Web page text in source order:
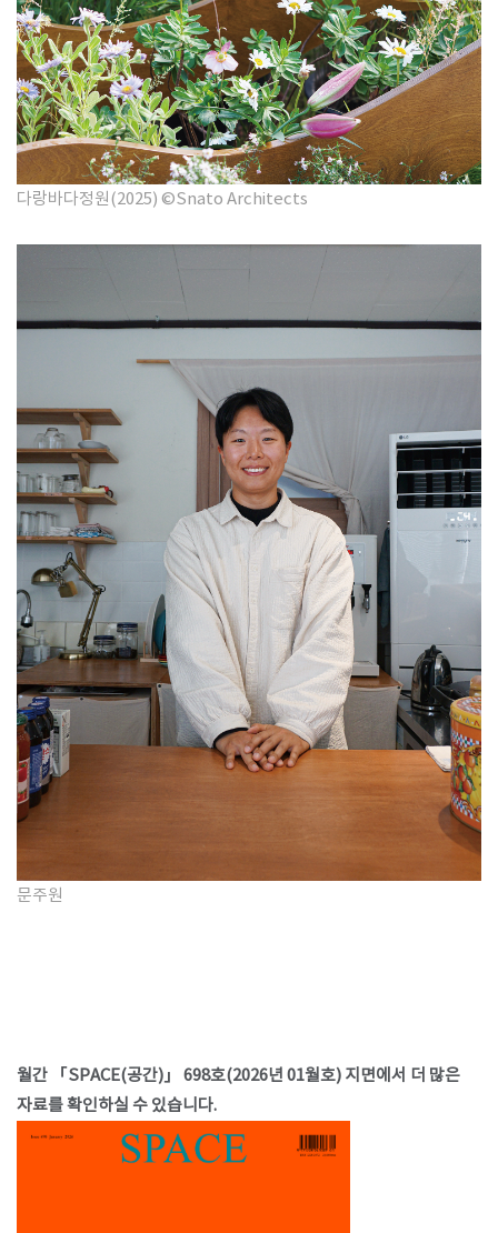
다랑바다정원(2025) ©Snato Architects
문주원
월간 「SPACE(공간)」 698호(2026년 01월호) 지면에서 더 많은
자료를 확인하실 수 있습니다.